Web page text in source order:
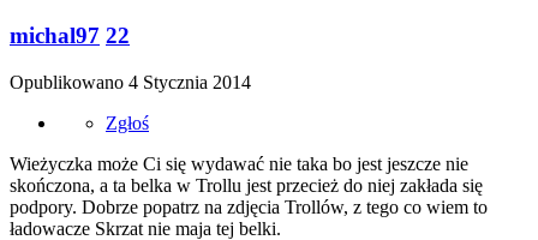
michal97 22
Opublikowano 4 Stycznia 2014
Zgłoś
Wieżyczka może Ci się wydawać nie taka bo jest jeszcze nie
skończona, a ta belka w Trollu jest przecież do niej zakłada się
podpory. Dobrze popatrz na zdjęcia Trollów, z tego co wiem to
ładowacze Skrzat nie maja tej belki.